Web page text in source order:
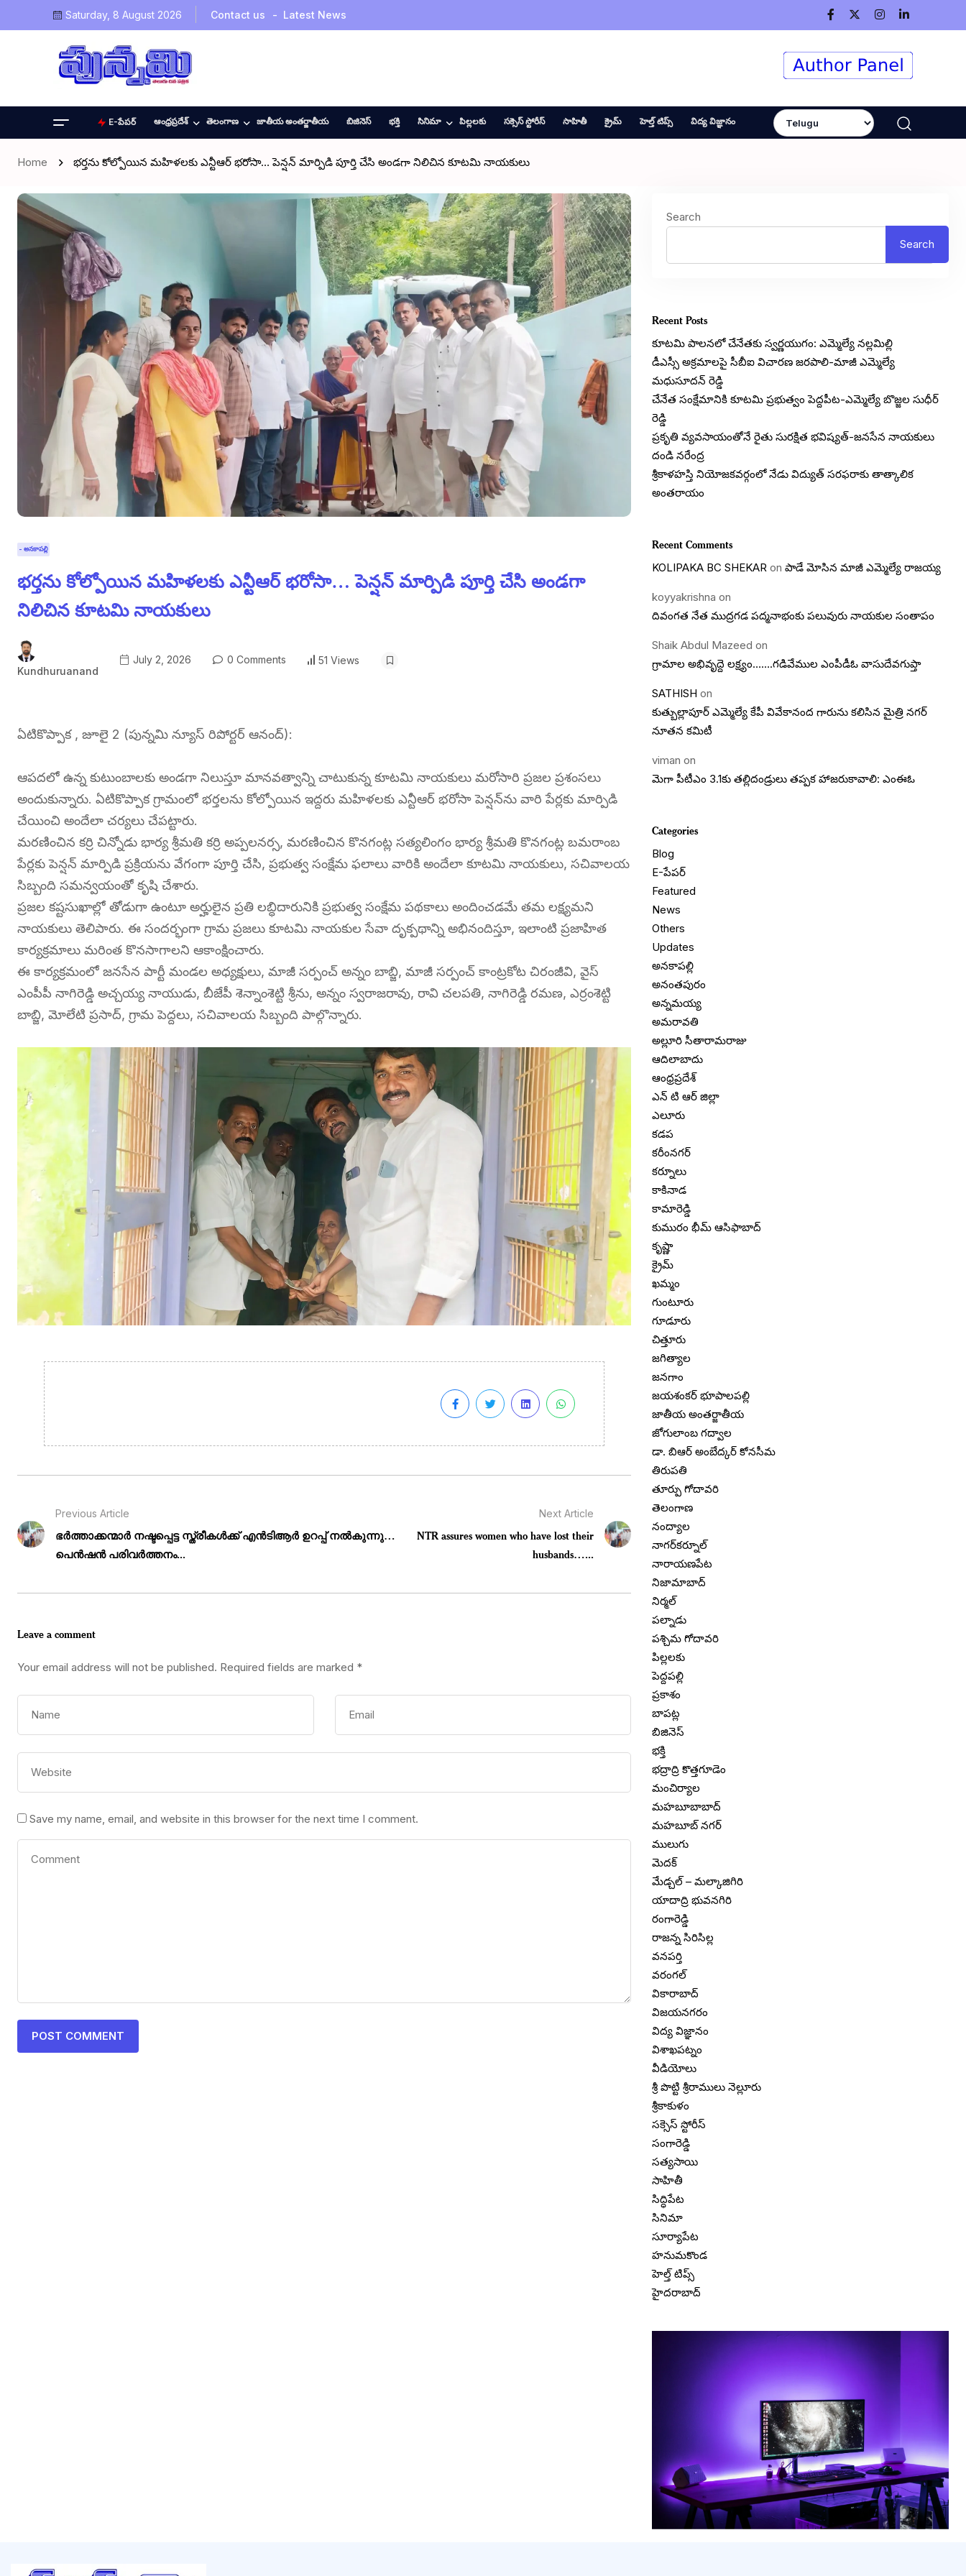
Saturday, 8 August 2026 Contact us Latest News
E-పేపర్ ఆంధ్రప్రదేశ్ తెలంగాణ జాతీయ అంతర్జాతీయ బిజినెస్ భక్తి సినిమా పిల్లలకు సక్సెస్ స్టోరీస్ సాహితీ క్రైమ్ హెల్త్ టిప్స్ విద్య విజ్ఞానం
Home భర్తను కోల్పోయిన మహిళలకు ఎన్టీఆర్ భరోసా… పెన్షన్ మార్పిడి పూర్తి చేసి అండగా నిలిచిన కూటమి నాయకులు
- అనకాపల్లి
భర్తను కోల్పోయిన మహిళలకు ఎన్టీఆర్ భరోసా… పెన్షన్ మార్పిడి పూర్తి చేసి అండగా
నిలిచిన కూటమి నాయకులు
Kundhuruanand
July 2, 2026 0 Comments 51 Views
ఏటికొప్పాక , జూలై 2 (పున్నమి న్యూస్ రిపోర్టర్ ఆనంద్):
ఆపదలో ఉన్న కుటుంబాలకు అండగా నిలుస్తూ మానవత్వాన్ని చాటుకున్న కూటమి నాయకులు మరోసారి ప్రజల ప్రశంసలు
అందుకున్నారు. ఏటికొప్పాక గ్రామంలో భర్తలను కోల్పోయిన ఇద్దరు మహిళలకు ఎన్టీఆర్ భరోసా పెన్షన్‌ను వారి పేర్లకు మార్పిడి
చేయించి అందేలా చర్యలు చేపట్టారు.
మరణించిన కర్రి చిన్నోడు భార్య శ్రీమతి కర్రి అప్పలనర్స, మరణించిన కొనగంట్ల సత్యలింగం భార్య శ్రీమతి కొనగంట్ల బమరాంబ
పేర్లకు పెన్షన్ మార్పిడి ప్రక్రియను వేగంగా పూర్తి చేసి, ప్రభుత్వ సంక్షేమ ఫలాలు వారికి అందేలా కూటమి నాయకులు, సచివాలయ
సిబ్బంది సమన్వయంతో కృషి చేశారు.
ప్రజల కష్టసుఖాల్లో తోడుగా ఉంటూ అర్హులైన ప్రతి లబ్ధిదారునికి ప్రభుత్వ సంక్షేమ పథకాలు అందించడమే తమ లక్ష్యమని
నాయకులు తెలిపారు. ఈ సందర్భంగా గ్రామ ప్రజలు కూటమి నాయకుల సేవా దృక్పథాన్ని అభినందిస్తూ, ఇలాంటి ప్రజాహిత
కార్యక్రమాలు మరింత కొనసాగాలని ఆకాంక్షించారు.
ఈ కార్యక్రమంలో జనసేన పార్టీ మండల అధ్యక్షులు, మాజీ సర్పంచ్ అన్నం బాబ్జి, మాజీ సర్పంచ్ కాంట్రకోట చిరంజీవి, వైస్
ఎంపీపీ నాగిరెడ్డి అచ్చయ్య నాయుడు, బీజేపీ శెన్నాంశెట్టి శ్రీను, అన్నం స్వరాజరావు, రావి చలపతి, నాగిరెడ్డి రమణ, ఎర్రంశెట్టి
బాబ్జి, మోలేటి ప్రసాద్, గ్రామ పెద్దలు, సచివాలయ సిబ్బంది పాల్గొన్నారు.
Previous Article
ഭർത്താക്കന്മാർ നഷ്ടപ്പെട്ട സ്ത്രീകൾക്ക് എൻ‌ടി‌ആർ ഉറപ്പ് നൽകുന്നു…
പെൻഷൻ പരിവർത്തനം...
Next Article
NTR assures women who have lost their
husbands…...
Leave a comment
Your email address will not be published. Required fields are marked *
Save my name, email, and website in this browser for the next time I comment.
Search
Search
Recent Posts
కూటమి పాలనలో చేనేతకు స్వర్ణయుగం: ఎమ్మెల్యే నల్లమిల్లి
డీఎస్సీ అక్రమాలపై సీబీఐ విచారణ జరపాలి-మాజీ ఎమ్మెల్యే
మధుసూదన్ రెడ్డి
చేనేత సంక్షేమానికి కూటమి ప్రభుత్వం పెద్దపీట-ఎమ్మెల్యే బొజ్జల సుధీర్
రెడ్డి
ప్రకృతి వ్యవసాయంతోనే రైతు సురక్షిత భవిష్యత్-జనసేన నాయకులు
దండి నరేంద్ర
శ్రీకాళహస్తి నియోజకవర్గంలో నేడు విద్యుత్ సరఫరాకు తాత్కాలిక
అంతరాయం
Recent Comments
KOLIPAKA BC SHEKAR onపాడే మోసిన మాజీ ఎమ్మెల్యే రాజయ్య
koyyakrishna on
దివంగత నేత ముద్రగడ పద్మనాభంకు పలువురు నాయకుల సంతాపం
Shaik Abdul Mazeed on
గ్రామాల అభివృద్దె లక్ష్యం…….గడివేముల ఎంపీడీఓ వాసుదేవగుప్తా
SATHISH on
కుత్బుల్లాపూర్ ఎమ్మెల్యే కేపీ వివేకానంద గారును కలిసిన మైత్రి నగర్
నూతన కమిటీ
viman on
మెగా పీటీఎం 3.1కు తల్లిదండ్రులు తప్పక హాజరుకావాలి: ఎంఈఓ
Categories
Blog
E-పేపర్
Featured
News
Others
Updates
అనకాపల్లి
అనంతపురం
అన్నమయ్య
అమరావతి
అల్లూరి సీతారామరాజు
ఆదిలాబాదు
ఆంధ్రప్రదేశ్
ఎన్ టి ఆర్ జిల్లా
ఎలూరు
కడప
కరీంనగర్
కర్నూలు
కాకినాడ
కామారెడ్డి
కుమురం భీమ్ ఆసిఫాబాద్
కృష్ణా
క్రైమ్
ఖమ్మం
గుంటూరు
గూడూరు
చిత్తూరు
జగిత్యాల
జనగాం
జయశంకర్ భూపాలపల్లి
జాతీయ అంతర్జాతీయ
జోగులాంబ గద్వాల
డా. బిఆర్ అంబేద్కర్ కోనసీమ
తిరుపతి
తూర్పు గోదావరి
తెలంగాణ
నంద్యాల
నాగర్‌కర్నూల్
నారాయణపేట
నిజామాబాద్
నిర్మల్
పల్నాడు
పశ్చిమ గోదావరి
పిల్లలకు
పెద్దపల్లి
ప్రకాశం
బాపట్ల
బిజినెస్
భక్తి
భద్రాద్రి కొత్తగూడెం
మంచిర్యాల
మహబూబాబాద్
మహబూబ్ నగర్
ములుగు
మెదక్
మేడ్చల్ – మల్కాజిగిరి
యాదాద్రి భువనగిరి
రంగారెడ్డి
రాజన్న సిరిసిల్ల
వనపర్తి
వరంగల్
వికారాబాద్
విజయనగరం
విద్య విజ్ఞానం
విశాఖపట్నం
వీడియోలు
శ్రీ పొట్టి శ్రీరాములు నెల్లూరు
శ్రీకాకుళం
సక్సెస్ స్టోరీస్
సంగారెడ్డి
సత్యసాయి
సాహితీ
సిద్ధిపేట
సినిమా
సూర్యాపేట
హనుమకొండ
హెల్త్ టిప్స్
హైదరాబాద్